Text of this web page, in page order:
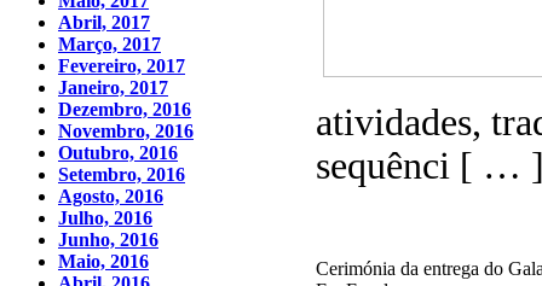
atividades,
sequênci [ …
Cerimónia da entrega do
Abril, 2017
Março, 2017
Fevereiro, 2017
Janeiro, 2017
Dezembro, 2016
Novembro, 2016
Outubro, 2016
Setembro, 2016
Agosto, 2016
Julho, 2016
Junho, 2016
Maio, 2016